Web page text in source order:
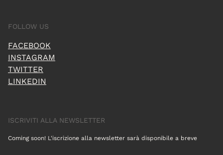
FOLLOW US
FACEBOOK
INSTAGRAM
TWITTER
LINKEDIN
ISCRIVITI ALLA NEWSLETTER
Coming soon! L'iscrizione alla newsletter sarà disponibile a breve